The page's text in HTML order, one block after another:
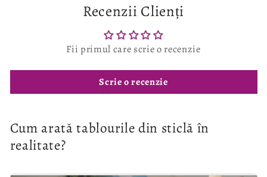
Recenzii Clienți
Fii primul care scrie o recenzie
Scrie o recenzie
Cum arată tablourile din sticlă în
realitate?